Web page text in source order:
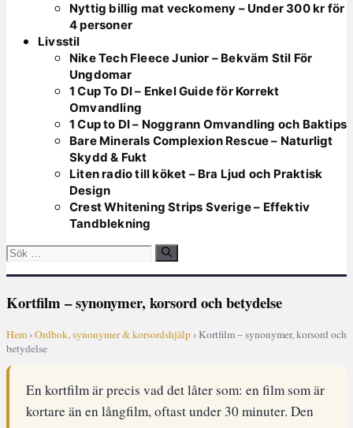
Nyttig billig mat veckomeny – Under 300 kr för
4 personer
Livsstil
Nike Tech Fleece Junior – Bekväm Stil För
Ungdomar
1 Cup To Dl – Enkel Guide för Korrekt
Omvandling
1 Cup to Dl – Noggrann Omvandling och Baktips
Bare Minerals Complexion Rescue – Naturligt
Skydd & Fukt
Liten radio till köket – Bra Ljud och Praktisk
Design
Crest Whitening Strips Sverige – Effektiv
Tandblekning
Sök
Kortfilm – synonymer, korsord och betydelse
Hem›Ordbok, synonymer & korsordshjälp› Kortfilm – synonymer, korsord och
betydelse
En kortfilm är precis vad det låter som: en film som är
kortare än en långfilm, oftast under 30 minuter. Den